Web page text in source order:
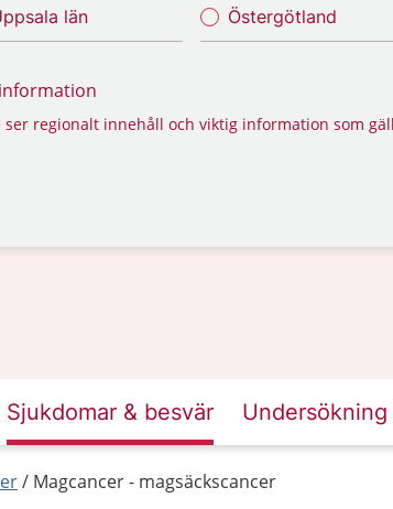
län Östergötland
regionalt innehåll och viktig information som
Sjukdomar & besvär
Magcancer - magsäckscancer